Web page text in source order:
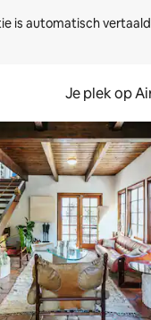
is automatisch
Je plek op